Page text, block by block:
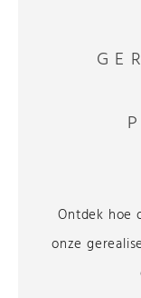
Ontdek hoe
onze